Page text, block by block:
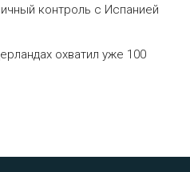
контроль с Испанией
охватил уже 100